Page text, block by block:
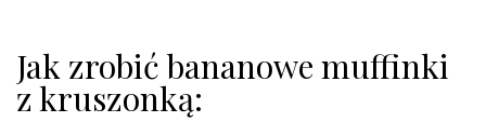
Jak zrobić bananowe muffinki
z kruszonką: